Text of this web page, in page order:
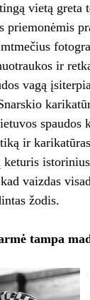
vietą greta
priemonėmis
ir
vagą
spaudos
ir
keturis
vaizdas
žodis.
tampa